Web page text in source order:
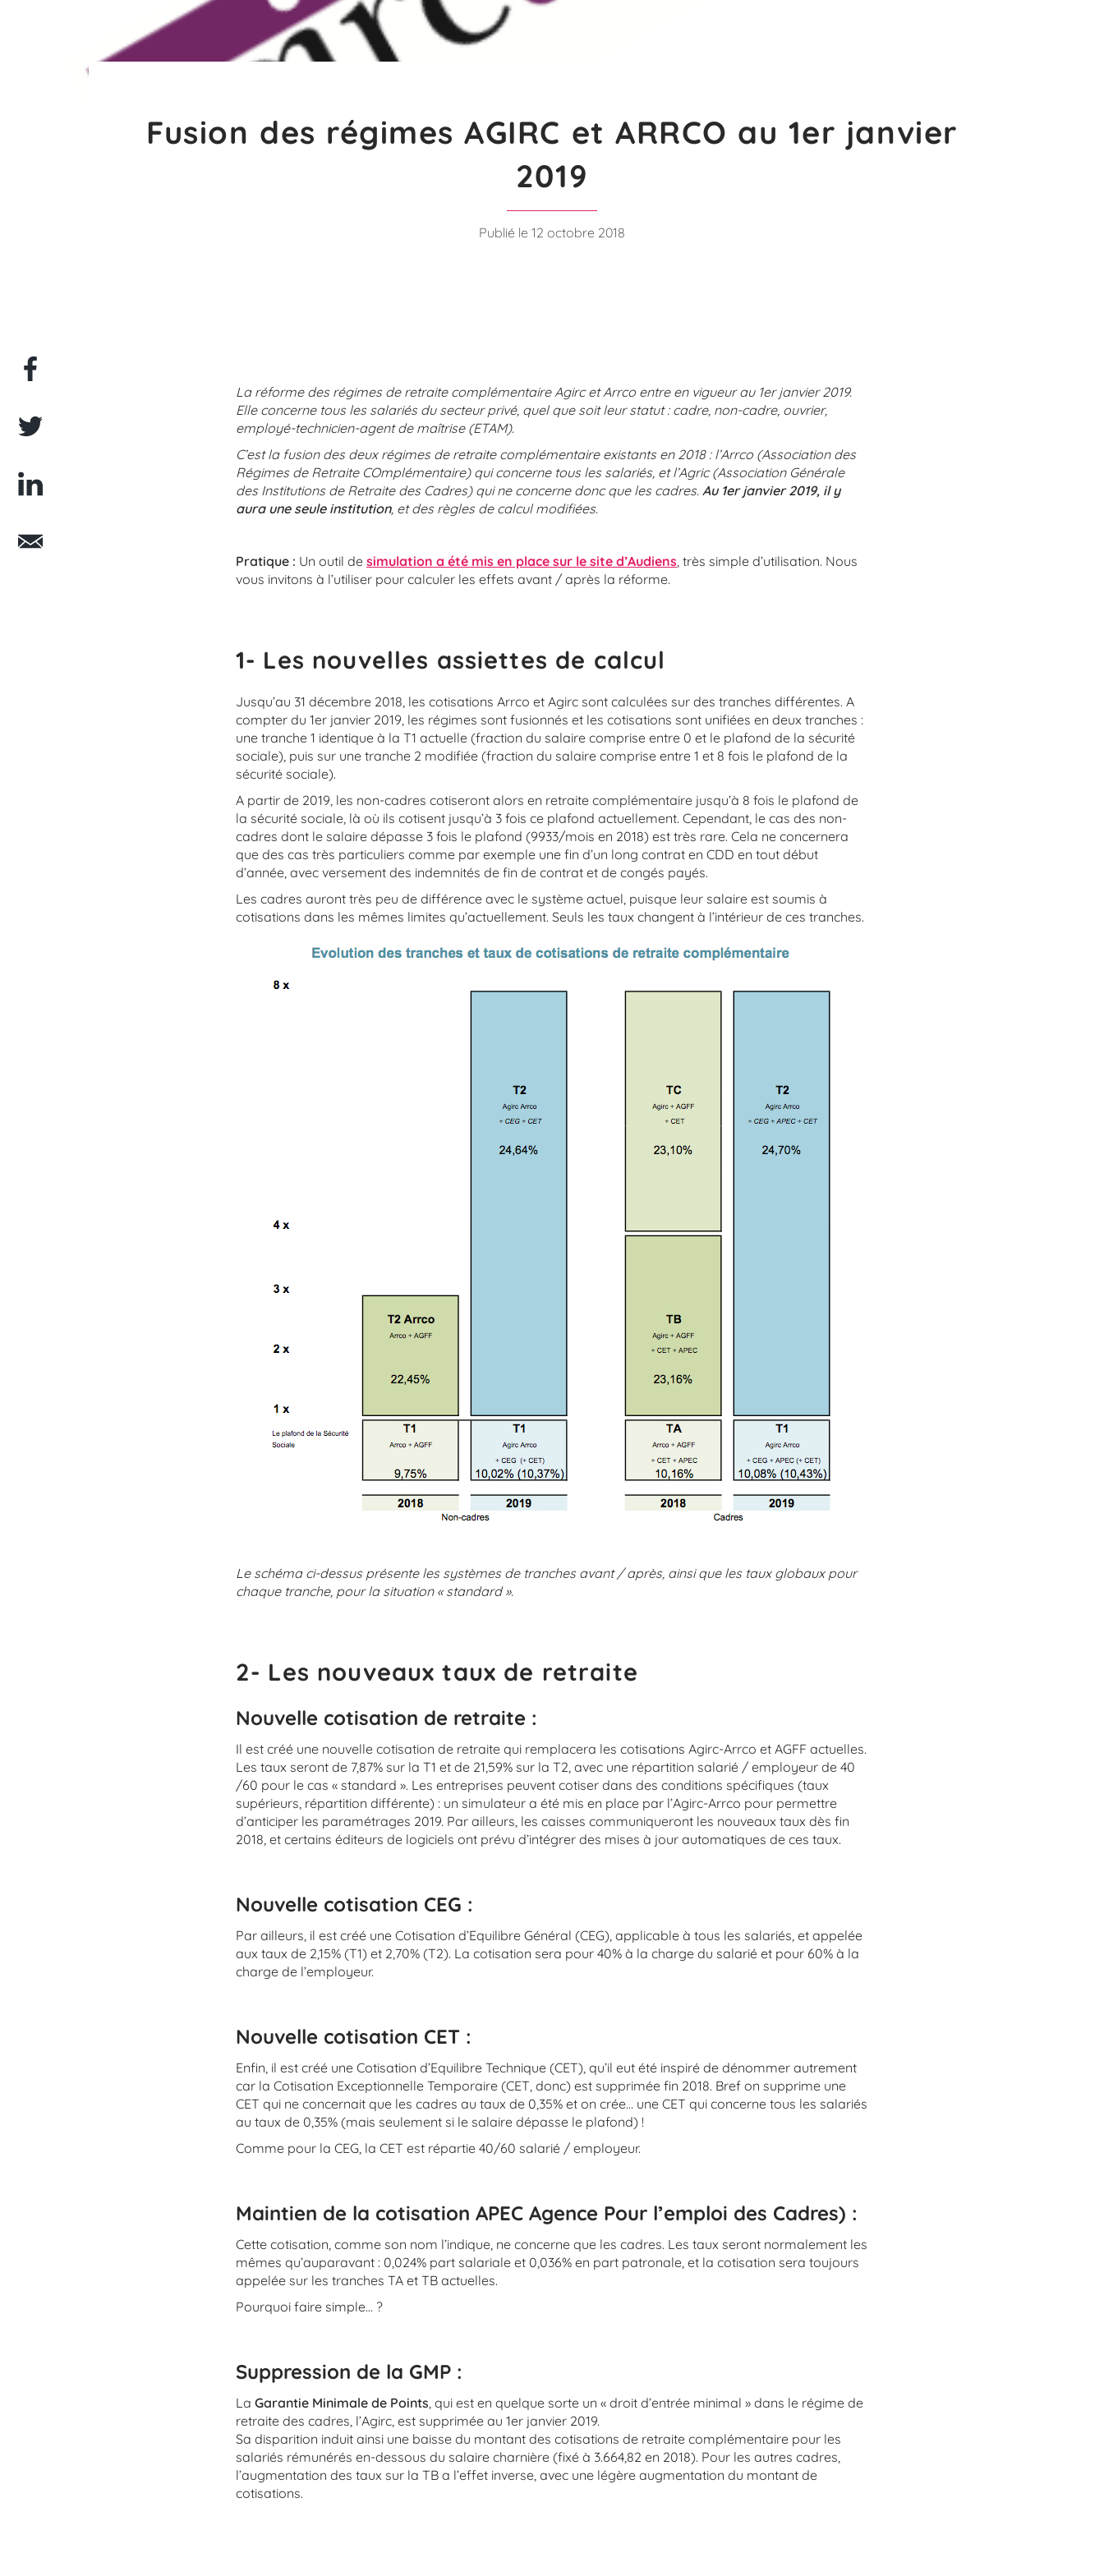
Fusion des régimes AGIRC et ARRCO au 1er janvier
2019
Publié le 12 octobre 2018
La réforme des régimes de retraite complémentaire Agirc et Arrco entre en vigueur au 1er janvier 2019.
Elle concerne tous les salariés du secteur privé, quel que soit leur statut : cadre, non-cadre, ouvrier,
employé-technicien-agent de maîtrise (ETAM).
C’est la fusion des deux régimes de retraite complémentaire existants en 2018 : l’Arrco (Association des
Régimes de Retraite COmplémentaire) qui concerne tous les salariés, et l’Agric (Association Générale
des Institutions de Retraite des Cadres) qui ne concerne donc que les cadres. Au 1er janvier 2019, il y
aura une seule institution, et des règles de calcul modifiées.
Pratique : Un outil de simulation a été mis en place sur le site d’Audiens , très simple d’utilisation. Nous
vous invitons à l’utiliser pour calculer les effets avant / après la réforme.
1- Les nouvelles assiettes de calcul
Jusqu’au 31 décembre 2018, les cotisations Arrco et Agirc sont calculées sur des tranches différentes. A
compter du 1er janvier 2019, les régimes sont fusionnés et les cotisations sont unifiées en deux tranches :
une tranche 1 identique à la T1 actuelle (fraction du salaire comprise entre 0 et le plafond de la sécurité
sociale), puis sur une tranche 2 modifiée (fraction du salaire comprise entre 1 et 8 fois le plafond de la
sécurité sociale).
A partir de 2019, les non-cadres cotiseront alors en retraite complémentaire jusqu’à 8 fois le plafond de
la sécurité sociale, là où ils cotisent jusqu’à 3 fois ce plafond actuellement. Cependant, le cas des non-
cadres dont le salaire dépasse 3 fois le plafond (9933/mois en 2018) est très rare. Cela ne concernera
que des cas très particuliers comme par exemple une fin d’un long contrat en CDD en tout début
d’année, avec versement des indemnités de fin de contrat et de congés payés.
Les cadres auront très peu de différence avec le système actuel, puisque leur salaire est soumis à
cotisations dans les mêmes limites qu’actuellement. Seuls les taux changent à l’intérieur de ces tranches.
Le schéma ci-dessus présente les systèmes de tranches avant / après, ainsi que les taux globaux pour
chaque tranche, pour la situation « standard ».
2- Les nouveaux taux de retraite
Nouvelle cotisation de retraite :
Il est créé une nouvelle cotisation de retraite qui remplacera les cotisations Agirc-Arrco et AGFF actuelles.
Les taux seront de 7,87% sur la T1 et de 21,59% sur la T2, avec une répartition salarié / employeur de 40
/60 pour le cas « standard ». Les entreprises peuvent cotiser dans des conditions spécifiques (taux
supérieurs, répartition différente) : un simulateur a été mis en place par l’Agirc-Arrco pour permettre
d’anticiper les paramétrages 2019. Par ailleurs, les caisses communiqueront les nouveaux taux dès fin
2018, et certains éditeurs de logiciels ont prévu d’intégrer des mises à jour automatiques de ces taux.
Nouvelle cotisation CEG :
Par ailleurs, il est créé une Cotisation d’Equilibre Général (CEG), applicable à tous les salariés, et appelée
aux taux de 2,15% (T1) et 2,70% (T2). La cotisation sera pour 40% à la charge du salarié et pour 60% à la
charge de l’employeur.
Nouvelle cotisation CET :
Enfin, il est créé une Cotisation d’Equilibre Technique (CET), qu’il eut été inspiré de dénommer autrement
car la Cotisation Exceptionnelle Temporaire (CET, donc) est supprimée fin 2018. Bref on supprime une
CET qui ne concernait que les cadres au taux de 0,35% et on crée… une CET qui concerne tous les salariés
au taux de 0,35% (mais seulement si le salaire dépasse le plafond) !
Comme pour la CEG, la CET est répartie 40/60 salarié / employeur.
Maintien de la cotisation APEC Agence Pour l’emploi des Cadres) :
Cette cotisation, comme son nom l’indique, ne concerne que les cadres. Les taux seront normalement les
mêmes qu’auparavant : 0,024% part salariale et 0,036% en part patronale, et la cotisation sera toujours
appelée sur les tranches TA et TB actuelles.
Pourquoi faire simple… ?
Suppression de la GMP :
La Garantie Minimale de Points , qui est en quelque sorte un « droit d’entrée minimal » dans le régime de
retraite des cadres, l’Agirc, est supprimée au 1er janvier 2019.
Sa disparition induit ainsi une baisse du montant des cotisations de retraite complémentaire pour les
salariés rémunérés en-dessous du salaire charnière (fixé à 3.664,82 en 2018). Pour les autres cadres,
l’augmentation des taux sur la TB a l’effet inverse, avec une légère augmentation du montant de
cotisations.